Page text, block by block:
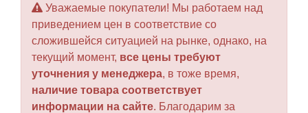
Уважаемые покупатели! Мы работаем над
приведением цен в соответствие со
сложившейся ситуацией на рынке, однако, на
текущий момент, все цены требуют
уточнения у менеджера, в тоже время,
наличие товара соответствует
информации на сайте. Благодарим за